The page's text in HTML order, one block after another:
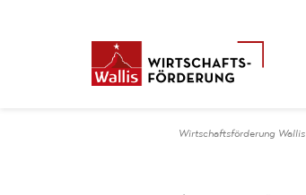
Wirtschaftsförderung Wallis